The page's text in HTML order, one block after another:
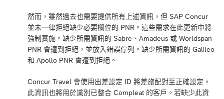
然而，雖然過去也需要提供所有上述資訊，但 SAP Concur
並未一律拒絕缺少必要欄位的 PNR。這些需求在此更新中將
強制實施。缺少所需資訊的 Sabre、Amadeus 或 Worldspan
PNR 會遭到拒絕，並放入錯誤佇列。缺少所需資訊的 Galileo
和 Apollo PNR 會遭到拒絕。
Concur Travel 會使用出差設定 ID 將差旅配對至正確設定。
此資訊也將用於識別已整合 Compleat 的客戶。若缺少此資